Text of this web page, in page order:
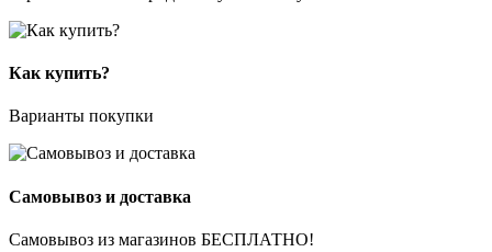
Как купить?
Варианты покупки
Самовывоз и доставка
Самовывоз из магазинов БЕСПЛАТНО!